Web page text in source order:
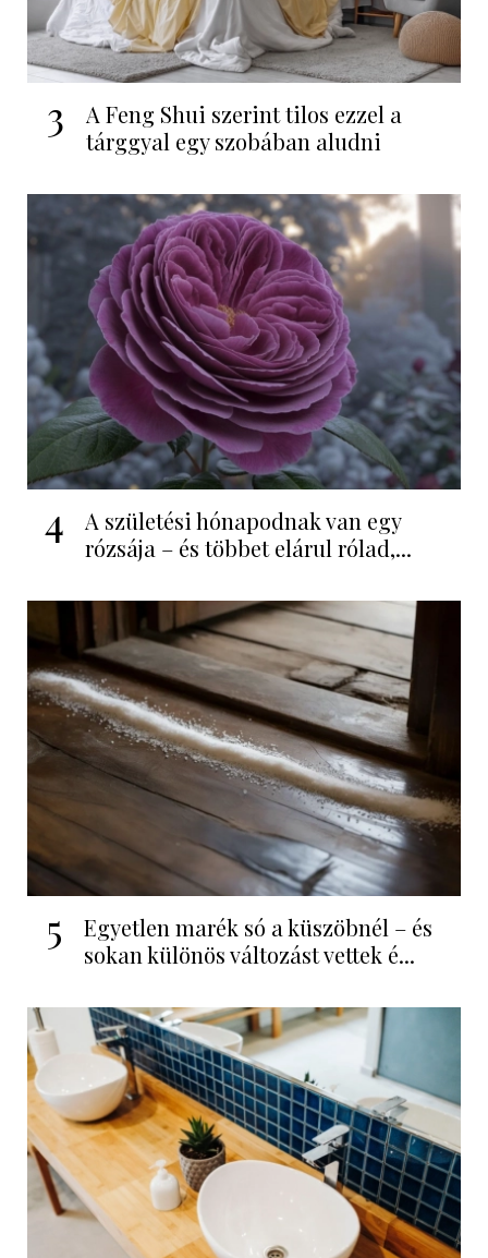
3
A Feng Shui szerint tilos ezzel a
tárggyal egy szobában aludni
4
A születési hónapodnak van egy
rózsája – és többet elárul rólad,...
5
Egyetlen marék só a küszöbnél – és
sokan különös változást vettek é...